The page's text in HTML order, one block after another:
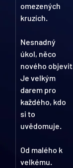
omezených
kruzích.
Nesnadný
úkol, něco
nového objevit.
Je velkým
darem pro
každého, kdo
si to
uvědomuje.
Od malého k
velkému.